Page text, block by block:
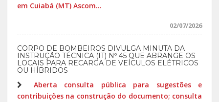
em Cuiabá (MT) Ascom...
02/07/2026
CORPO DE BOMBEIROS DIVULGA MINUTA DA
INSTRUÇÃO TÉCNICA (IT) Nº 45 QUE ABRANGE OS
LOCAIS PARA RECARGA DE VEÍCULOS ELÉTRICOS
OU HÍBRIDOS
Aberta consulta pública para sugestões e
contribuições na construção do documento; consulta